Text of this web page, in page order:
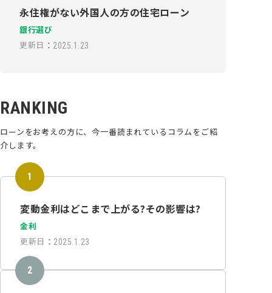
永住権がない外国人の方の住宅ローン
銀行選び
更新日 ： 2025.1.23
RANKING
ローンをお考えの方に、今一番読まれているコラムをご紹
介します。
変動金利はどこまで上がる?その影響は?
金利
更新日 ： 2025.1.23